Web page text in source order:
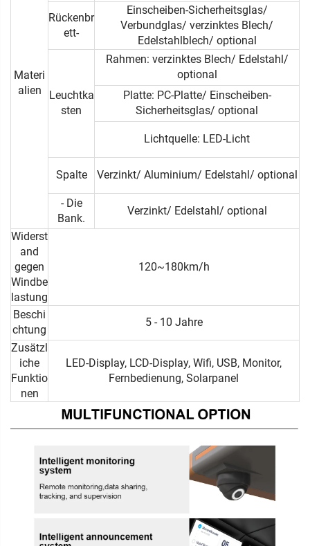
Materi
alien
Rückenbr
ett-
Einscheiben-Sicherheitsglas/
Verbundglas/ verzinktes Blech/
Edelstahlblech/ optional
Leuchtka
sten
Rahmen: verzinktes Blech/ Edelstahl/
optional
Platte: PC-Platte/ Einscheiben-
Sicherheitsglas/ optional
Lichtquelle: LED-Licht
Spalte Verzinkt/ Aluminium/ Edelstahl/ optional
- Die
Bank.
Verzinkt/ Edelstahl/ optional
Widerst
and
gegen
Windbe
lastung
120~180km/h
Beschi
chtung
5 - 10 Jahre
Zusätzl
iche
Funktio
nen
LED-Display, LCD-Display, Wifi, USB, Monitor,
Fernbedienung, Solarpanel